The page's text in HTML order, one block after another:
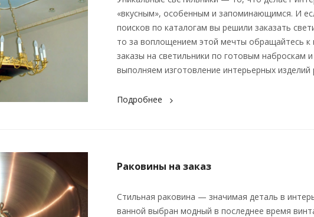
«вкусным», особенным и запоминающимся. И
поисков по каталогам вы решили заказать
то за воплощением этой мечты обращайтесь
заказы на светильники по готовым наброскам
выполняем изготовление интерьерных
Подробнее
Раковины на заказ
Стильная раковина — значимая деталь в
ванной выбран модный в последнее время